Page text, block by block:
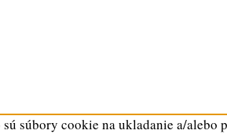
súbory cookie na ukladanie a/